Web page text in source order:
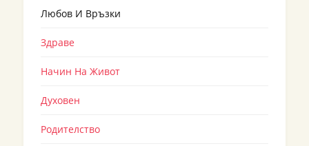
Любов И Връзки
Здраве
Начин На Живот
Духовен
Родителство